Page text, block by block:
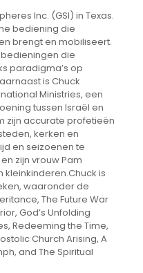
Inc. (GSI) in Texas.
bediening die
brengt en mobiliseert.
die
paradigma’s op
is Chuck
Ministries, een
tussen Israël en
zijn accurate profetieën
kerken en
en seizoenen te
zijn vrouw Pam
is
waaronder de
The Future War
God’s Unfolding
Redeeming the Time,
Church Arising, A
and The Spiritual